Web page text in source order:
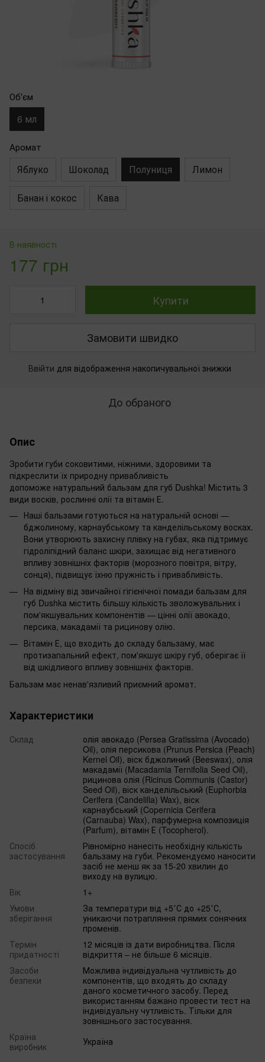
Об'єм
6 мл
Аромат
Яблуко Шоколад Полуниця Лимон
Банан і кокос Кава
В наявності
177 грн
Купити
Замовити швидко
Ввійти для відображення накопичувальної знижки
До обраного
Опис
Зробити губи соковитими, ніжними, здоровими та
підкреслити їх природну привабливість
допоможе натуральний бальзам для губ Dushka! Містить 3
види восків, рослинні олії та вітамін Е.
Наші бальзами готуються на натуральній основі —
бджолиному, карнаубському та канделільському восках.
Вони утворюють захисну плівку на губах, яка підтримує
гідроліпідний баланс шкіри, захищає від негативного
впливу зовнішніх факторів (морозного повітря, вітру,
сонця), підвищує їхню пружність і привабливість.
На відміну від звичайної гігієнічної помади бальзам для
губ Dushka містить більшу кількість зволожувальних і
пом'якшувальних компонентів — цінні олії авокадо,
персика, макадамії та рицинову олію.
Вітамін Е, що входить до складу бальзаму, має
протизапальний ефект, пом'якшує шкіру губ, оберігає її
від шкідливого впливу зовнішніх факторів.
Бальзам має ненав'язливий приємний аромат.
Характеристики
Склад
олія авокадо (Persea Gratissima (Avocado)
Oil), олія персикова (Prunus Persica (Peach)
Kernel Oil), віск бджолиний (Beeswax), олія
макадамії (Macadamia Ternifolia Seed Oil),
рицинова олія (Ricinus Communis (Castor)
Seed Oil), віск канделільський (Euphorbia
Cerifera (Candelilla) Wax), віск
карнаубський (Copernicia Cerifera
(Carnauba) Wax), парфумерна композиція
(Parfum), вітамін Е (Tocopherol).
Спосіб
застосування
Рівномірно нанесіть необхідну кількість
бальзаму на губи. Рекомендуємо наносити
засіб не менш як за 15-20 хвилин до
виходу на вулицю.
Вік
1+
Умови
зберігання
За температури від +5˚С до +25˚С,
уникаючи потрапляння прямих сонячних
променів.
Термін
придатності
12 місяців із дати виробництва. Після
відкриття – не більше 6 місяців.
Засоби
безпеки
Можлива індивідуальна чутливість до
компонентів, що входять до складу
даного косметичного засобу. Перед
використанням бажано провести тест на
індивідуальну чутливість. Тільки для
зовнішнього застосування.
Країна
виробник
Україна